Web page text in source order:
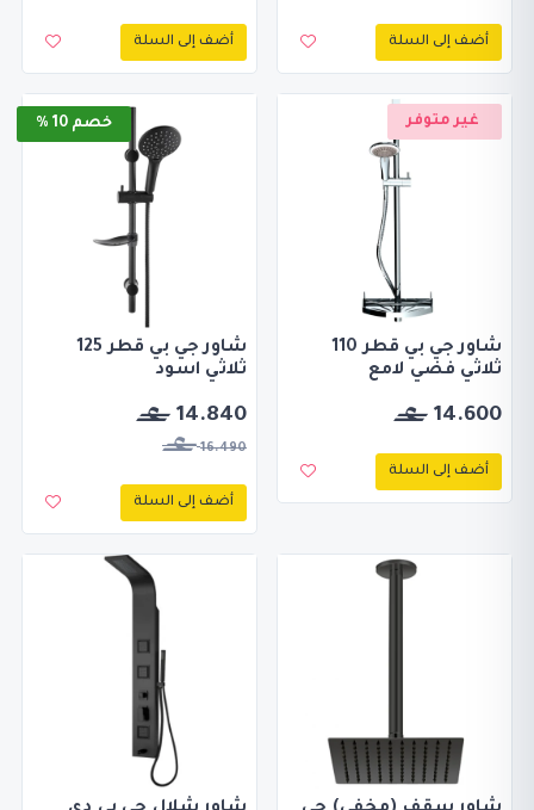
أضف إلى السلة أضف إلى السلة
غير متوفر
شاور جي بي قطر 110
ثلاثي فضي لامع
14.600
أضف إلى السلة
خصم 10 %
شاور جي بي قطر 125
ثلاثي اسود
14.840
16.490
أضف إلى السلة